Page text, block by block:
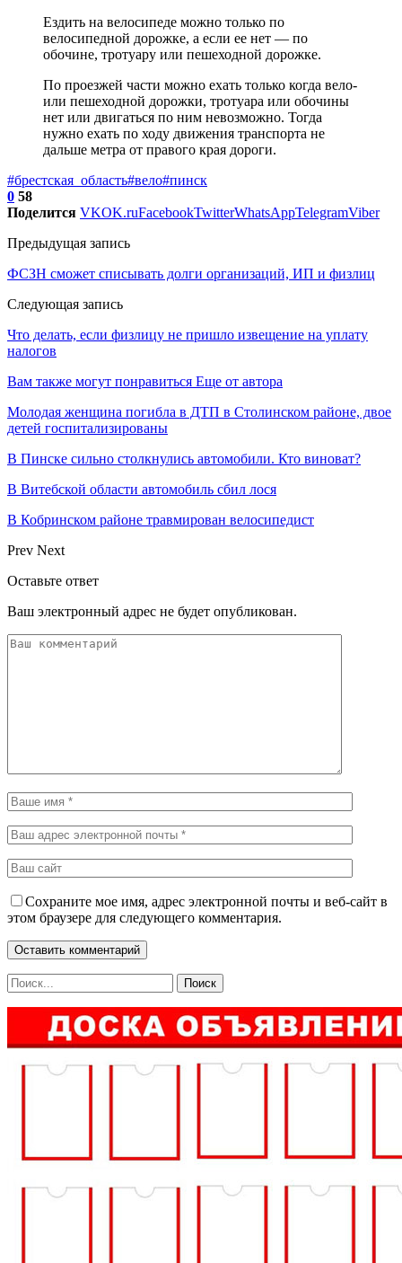
Ездить на велосипеде можно только по
велосипедной дорожке, а если ее нет — по
обочине, тротуару или пешеходной дорожке.
По проезжей части можно ехать только когда вело-
или пешеходной дорожки, тротуара или обочины
нет или двигаться по ним невозможно. Тогда
нужно ехать по ходу движения транспорта не
дальше метра от правого края дороги.
#брестская_область#вело#пинск
0 58
Поделится VKOK.ruFacebookTwitterWhatsAppTelegramViber
Предыдущая запись
ФСЗН сможет списывать долги организаций, ИП и физлиц
Следующая запись
Что делать, если физлицу не пришло извещение на уплату
налогов
Вам также могут понравиться Еще от автора
Молодая женщина погибла в ДТП в Столинском районе, двое
детей госпитализированы
В Пинске сильно столкнулись автомобили. Кто виноват?
В Витебской области автомобиль сбил лося
В Кобринском районе травмирован велосипедист
Prev Next
Оставьте ответ
Ваш электронный адрес не будет опубликован.
Сохраните мое имя, адрес электронной почты и веб-сайт в
этом браузере для следующего комментария.